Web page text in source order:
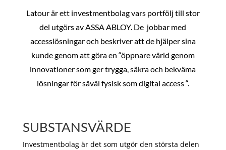
Latour är ett investmentbolag vars portfölj till stor
del utgörs av ASSA ABLOY. De jobbar med
accesslösningar och beskriver att de hjälper sina
kunde genom att göra en “öppnare värld genom
innovationer som ger trygga, säkra och bekväma
lösningar för såväl fysisk som digital access “.
SUBSTANSVÄRDE
Investmentbolag är det som utgör den största delen